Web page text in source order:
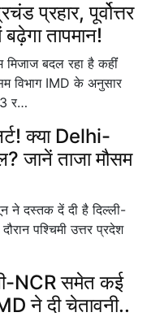
प्रहार, पूर्वोत्तर
तापमान!
बदल रहा है कहींं
विभाग IMD के अनुसार
र…
क्या Delhi-
जानें ताजा मौसम
ने दस्तक दें दी है दिल्ली-
पश्चिमी उत्तर प्रदेश
NCR समेत कई
ने दी चेतावनी..